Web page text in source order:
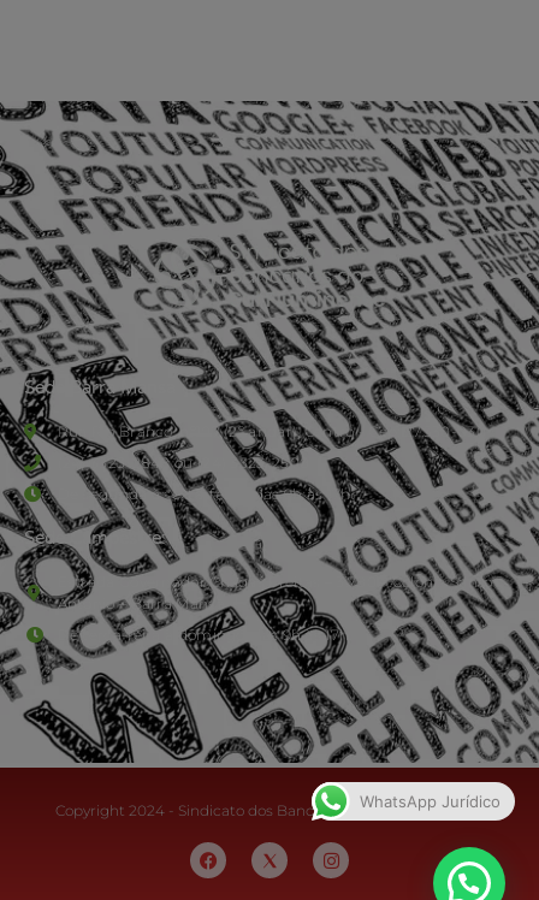
Sede Barra Mansa
Rua Rio Branco, nº107 (2º andar), Centro - Cep: 27.330-030
(24) 3323-2848 ou (24) 3323-2500
De segunda à sexta-feira , das 9h às 17h.
Sede Campestre:
Estrada Governador Chagas Freitas – 3.780 – Colônia Santo
Antônio – Barra Mansa
De terça-feira a domingo, das 9h às 17h
Copyright 2024 - Sindicato dos Bancários do Sul Fluminense
WhatsApp Jurídico